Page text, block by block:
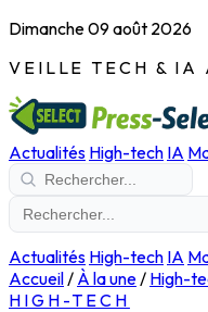
Dimanche 09 août 2026
VEILLE TECH & IA
Actualités High-tech IA
Actualités High-tech IA
Accueil/ À la une/ High-
HIGH-TECH